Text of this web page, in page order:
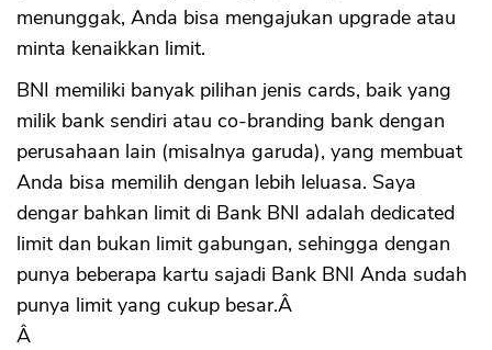
menunggak, Anda bisa mengajukan upgrade atau
minta kenaikkan limit.
BNI memiliki banyak pilihan jenis cards, baik yang
milik bank sendiri atau co-branding bank dengan
perusahaan lain (misalnya garuda), yang membuat
Anda bisa memilih dengan lebih leluasa. Saya
dengar bahkan limit di Bank BNI adalah dedicated
limit dan bukan limit gabungan, sehingga dengan
punya beberapa kartu sajadi Bank BNI Anda sudah
punya limit yang cukup besar.Â
Â